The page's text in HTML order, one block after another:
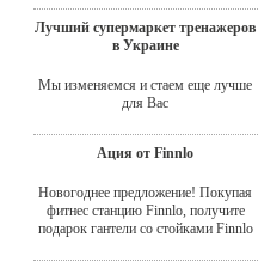
Лучший супермаркет тренажеров
в Украине
Мы изменяемся и стаем еще лучше
для Вас
Ация от Finnlo
Новогоднее предложение! Покупая
фитнес станцию Finnlo, получите
подарок гантели со стойками Finnlo